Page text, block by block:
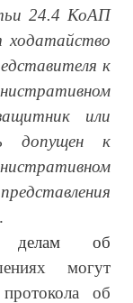
24.4 КоАП
ходатайство
к
или
допущен к
.
делам об
могут
об